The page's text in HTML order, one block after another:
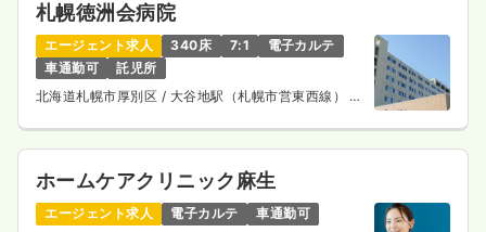
札幌徳洲会病院
エージェント求人 340床 7:1
電子カルテ
車通勤可
託児所
北海道札幌市厚別区 / 大谷地駅（札幌市営東西線） 徒
ホームケアクリニック麻生
エージェント求人 電子カルテ
車通勤可